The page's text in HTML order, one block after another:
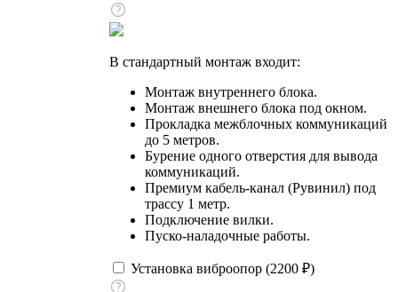
В стандартный монтаж входит:
Монтаж внутреннего блока.
Монтаж внешнего блока под окном.
Прокладка межблочных коммуникаций
до 5 метров.
Бурение одного отверстия для вывода
коммуникаций.
Премиум кабель-канал (Рувинил) под
трассу 1 метр.
Подключение вилки.
Пуско-наладочные работы.
Установка виброопор (2200 ₽)